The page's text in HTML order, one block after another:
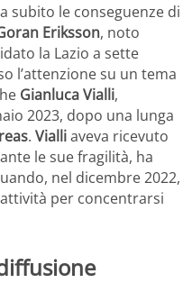
subito le conseguenze di
Eriksson, noto
la Lazio a sette
l’attenzione su un tema
Gianluca Vialli,
2023, dopo una lunga
. Vialliaveva ricevuto
le sue fragilità, ha
nel dicembre 2022,
per concentrarsi